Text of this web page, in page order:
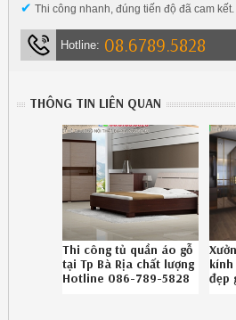
✔ Thi công nhanh, đúng tiến độ đã cam kết.
Hotline: 08.6789.5828
THÔNG TIN LIÊN QUAN
Thi công tủ quần áo gỗ
tại Tp Bà Rịa chất lượng
Hotline 086-789-5828
kính
đẹp